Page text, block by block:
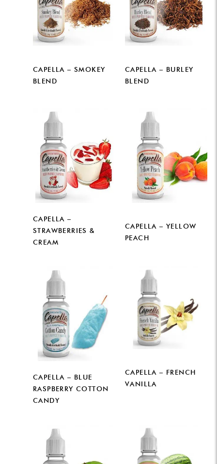
CAPELLA – SMOKEY
BLEND
CAPELLA – BURLEY
BLEND
CAPELLA –
STRAWBERRIES &
CREAM
CAPELLA – YELLOW
PEACH
CAPELLA – BLUE
RASPBERRY COTTON
CANDY
CAPELLA – FRENCH
VANILLA